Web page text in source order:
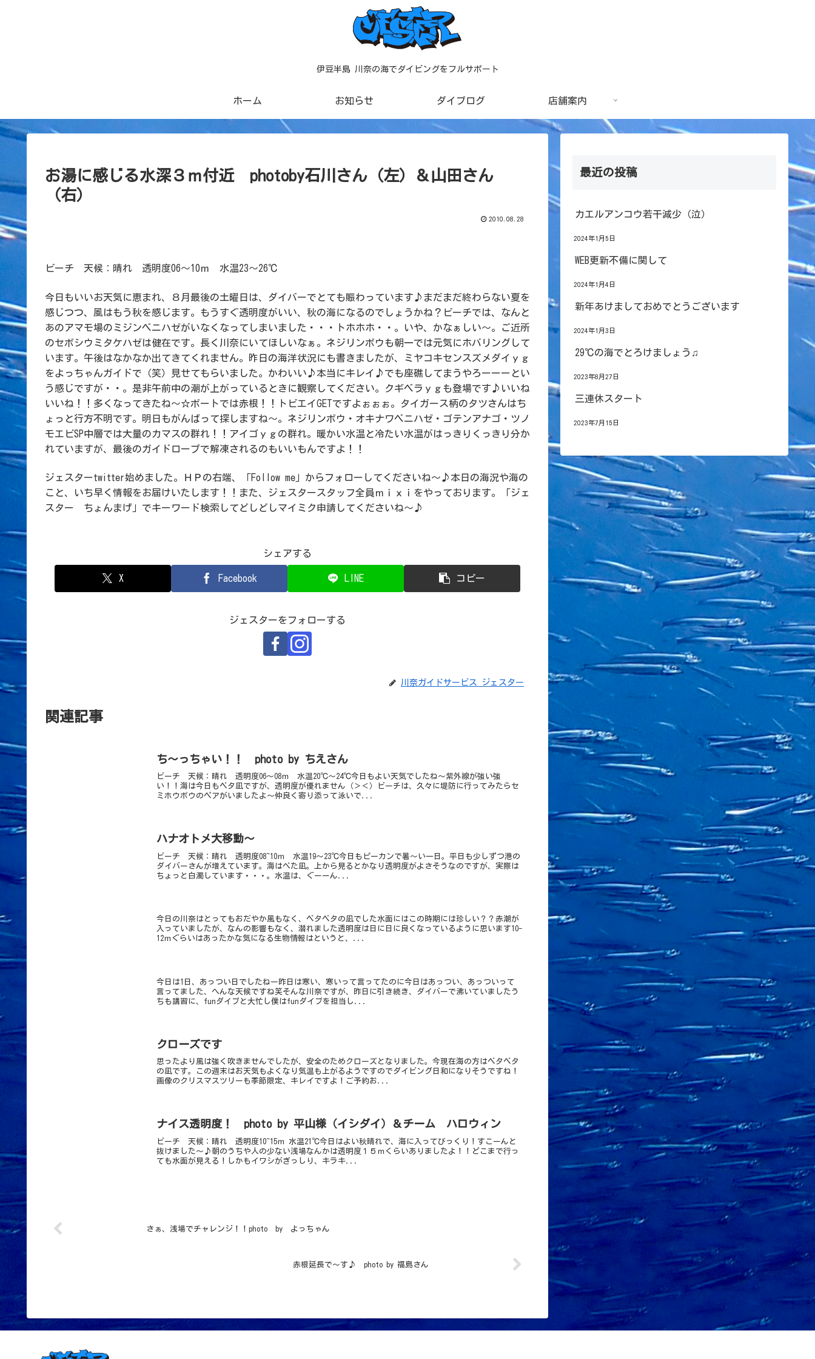
伊豆半島 川奈の海でダイビングをフルサポート
ホーム お知らせ ダイブログ 店舗案内
お湯に感じる水深３ｍ付近 photoby石川さん（左）＆山田さん
（右）
2010.08.28
ビーチ 天候：晴れ 透明度06～10ｍ 水温23～26℃
今日もいいお天気に恵まれ、８月最後の土曜日は、ダイバーでとても賑わっています♪まだまだ終わらない夏を
感じつつ、風はもう秋を感じます。もうすぐ透明度がいい、秋の海になるのでしょうかね？ビーチでは、なんと
あのアマモ場のミジンベニハゼがいなくなってしまいました・・・トホホホ・・。いや、かなぁしい～。ご近所
のセボシウミタケハゼは健在です。長く川奈にいてほしいなぁ。ネジリンボウも朝一では元気にホバリングして
います。午後はなかなか出てきてくれません。昨日の海洋状況にも書きましたが、ミヤコキセンスズメダイｙｇ
をよっちゃんガイドで（笑）見せてもらいました。かわいい♪本当にキレイ♪でも座礁してまうやろーーーとい
う感じですが・・。是非午前中の潮が上がっているときに観察してください。クギベラｙｇも登場です♪いいね
いいね！！多くなってきたね～☆ボートでは赤根！！トビエイGETですよぉぉぉ。タイガース柄のタツさんはち
ょっと行方不明です。明日もがんばって探しますね～。ネジリンボウ・オキナワベニハゼ・ゴテンアナゴ・ツノ
モエビSP中層では大量のカマスの群れ！！アイゴｙｇの群れ。暖かい水温と冷たい水温がはっきりくっきり分か
れていますが、最後のガイドロープで解凍されるのもいいもんですよ！！
ジェスターtwitter始めました。ＨＰの右端、「Follow me」からフォローしてくださいね～♪本日の海況や海の
こと、いち早く情報をお届けいたします！！また、ジェスタースタッフ全員ｍｉｘｉをやっております。「ジェ
スター ちょんまげ」でキーワード検索してどしどしマイミク申請してくださいね～♪
シェアする
X Facebook LINE コピー
ジェスターをフォローする
川奈ガイドサービス ジェスター
関連記事
ち～っちゃい！！ photo by ちえさん
ビーチ 天候：晴れ 透明度06～08ｍ 水温20℃～24℃今日もよい天気でしたね～紫外線が強い強
い！！海は今日もベタ凪ですが、透明度が優れません（＞＜）ビーチは、久々に堤防に行ってみたらセ
ミホウボウのペアがいましたよ～仲良く寄り添って泳いで...
ハナオトメ大移動～
ビーチ 天候：晴れ 透明度08~10ｍ 水温19～23℃今日もピーカンで暑～い一日。平日も少しずつ港の
ダイバーさんが増えています。海はべた凪。上から見るとかなり透明度がよさそうなのですが、実際は
ちょっと白濁しています・・・。水温は、ぐーーん...
今日の川奈はとってもおだやか風もなく、ベタベタの凪でした水面にはこの時期には珍しい？？赤潮が
入っていましたが、なんの影響もなく、潜れました透明度は日に日に良くなっているように思います10-
12ｍぐらいはあったかな気になる生物情報はというと、...
今日は1日、あっつい日でしたねー昨日は寒い、寒いって言ってたのに今日はあっつい、あっついって
言ってました、へんな天候ですね笑そんな川奈ですが、昨日に引き続き、ダイバーで沸いていましたう
ちも講習に、funダイブと大忙し僕はfunダイブを担当し...
クローズです
思ったより風は強く吹きませんでしたが、安全のためクローズとなりました。今現在海の方はベタベタ
の凪です。この週末はお天気もよくなり気温も上がるようですのでダイビング日和になりそうですね！
画像のクリスマスツリーも季節限定、キレイですよ！ご予約お...
ナイス透明度！ photo by 平山様（イシダイ）＆チーム ハロウィン
ビーチ 天候：晴れ 透明度10~15ｍ 水温21℃今日はよい秋晴れで、海に入ってびっくり！すこーんと
抜けました～♪朝のうちや人の少ない浅場なんかは透明度１５ｍくらいありましたよ！！どこまで行っ
ても水面が見える！しかもイワシがぎっしり、キラキ...
さぁ、浅場でチャレンジ！！photo by よっちゃん
赤根延長で～す♪ photo by 福島さん
最近の投稿
カエルアンコウ若干減少（泣）
2024年1月5日
WEB更新不備に関して
2024年1月4日
新年あけましておめでとうございます
2024年1月3日
29℃の海でとろけましょう♫
2023年8月27日
三連休スタート
2023年7月15日